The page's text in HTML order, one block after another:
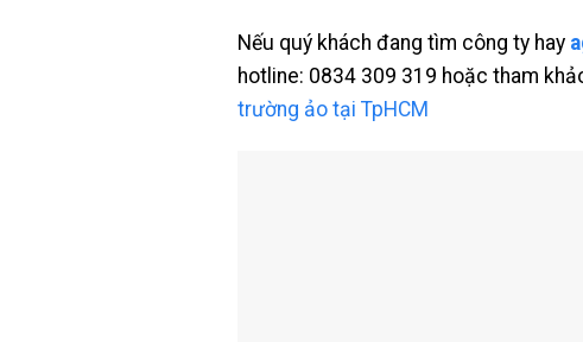
Nếu quý khách đang tìm công ty hay
hotline: 0834 309 319 hoặc tham
trường ảo tại TpHCM